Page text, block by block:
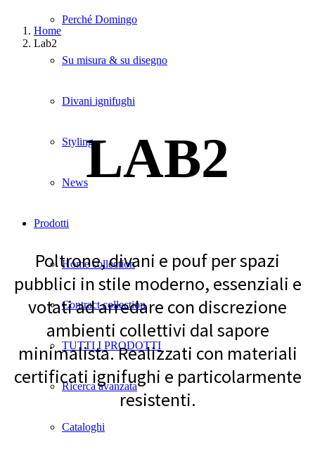
Perché Domingo
Su misura & su disegno
Divani ignifughi
Styling
News
Prodotti
Home collection
Contract collection
TUTTI I PRODOTTI
Ricerca avanzata
Cataloghi
Home
Lab2
LAB2
Poltrone, divani e pouf per spazi
pubblici in stile moderno, essenziali e
votati ad arredare con discrezione
ambienti collettivi dal sapore
minimalista. Realizzati con materiali
certificati ignifughi e particolarmente
resistenti.